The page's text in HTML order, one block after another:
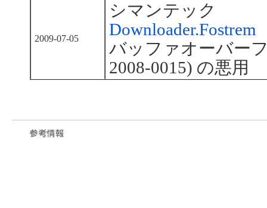
2009-07-05
シマンテック
Downloader.Fostrem
バッファオーバー
2008-0015) の悪用